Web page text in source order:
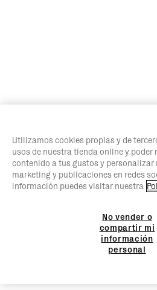
Utilizamos cookies propias y de
usos de nuestra tienda online y poder
contenido a tus gustos y personalizar
marketing y publicaciones en redes
información puedes visitar nuestra
No vender o
compartir mi
información
personal